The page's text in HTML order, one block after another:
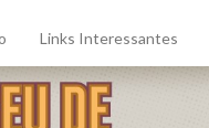
Links Interessantes